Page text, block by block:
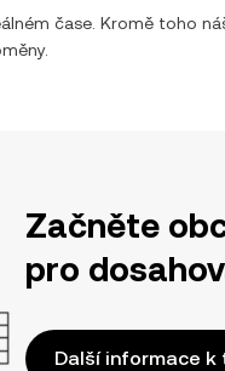
čase. Kromě toho
Začněte
pro
Další informace k